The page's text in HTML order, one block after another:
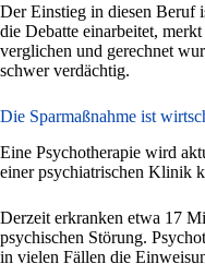
Der Einstieg in diesen Beruf
die Debatte einarbeitet,
verglichen und gerechnet
schwer verdächtig.
Die Sparmaßnahme ist
Eine Psychotherapie wird
einer psychiatrischen Klinik
Derzeit erkranken etwa 17
psychischen Störung.
in vielen Fällen die